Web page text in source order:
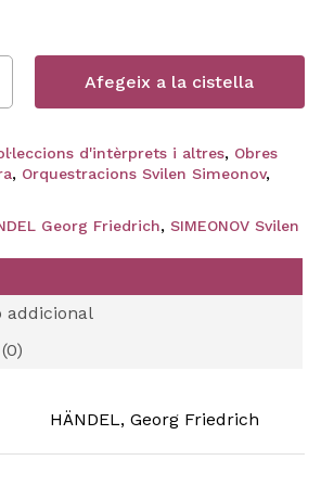
Afegeix a la cistella
d'intèrprets i altres, Obres
, Orquestracions Svilen Simeonov,
Georg Friedrich, SIMEONOV Svilen
addicional
HÄNDEL, Georg Friedrich